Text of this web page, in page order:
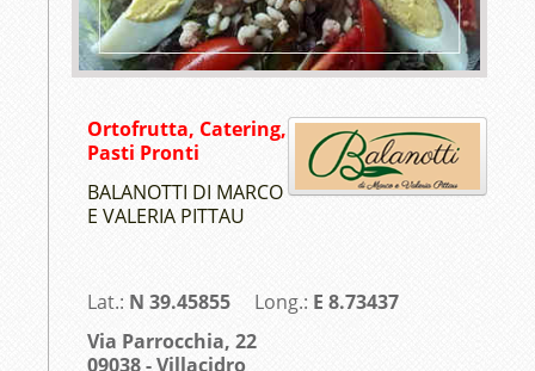
Ortofrutta, Catering,
Pasti Pronti
BALANOTTI DI MARCO
E VALERIA PITTAU
Lat.: N 39.45855Long.: E 8.73437
Via Parrocchia, 22
09038 - Villacidro